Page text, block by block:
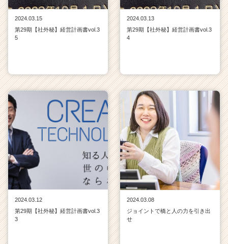
2024.03.15
第29期【社外秘】経営計画書vol.3
5
2024.03.13
第29期【社外秘】経営計画書vol.3
4
2024.03.12
第29期【社外秘】経営計画書vol.3
3
2024.03.08
ジョイントで橋と人の力を引き出
せ